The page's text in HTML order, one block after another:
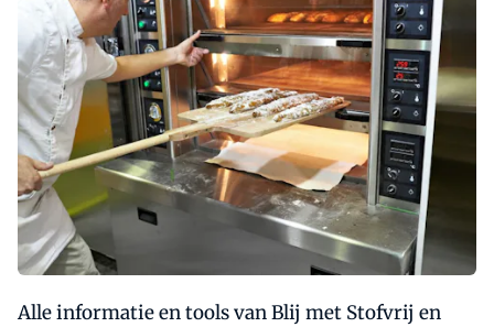
Alle informatie en tools van Blij met Stofvrij en